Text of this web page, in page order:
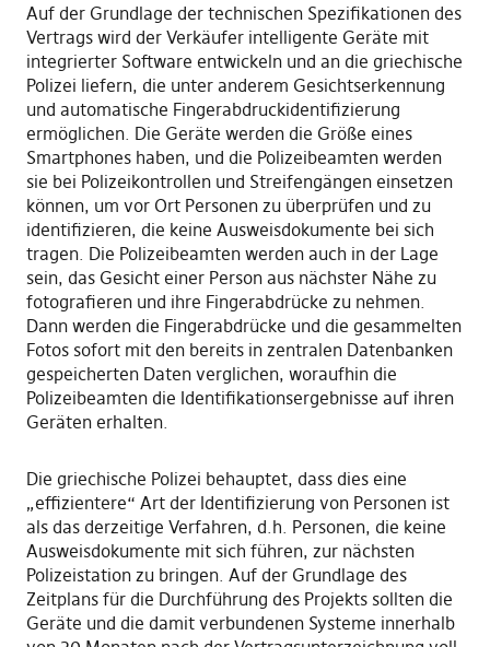
Auf der Grundlage der technischen Spezifikationen des
Vertrags wird der Verkäufer intelligente Geräte mit
integrierter Software entwickeln und an die griechische
Polizei liefern, die unter anderem Gesichtserkennung
und automatische Fingerabdruckidentifizierung
ermöglichen. Die Geräte werden die Größe eines
Smartphones haben, und die Polizeibeamten werden
sie bei Polizeikontrollen und Streifengängen einsetzen
können, um vor Ort Personen zu überprüfen und zu
identifizieren, die keine Ausweisdokumente bei sich
tragen. Die Polizeibeamten werden auch in der Lage
sein, das Gesicht einer Person aus nächster Nähe zu
fotografieren und ihre Fingerabdrücke zu nehmen.
Dann werden die Fingerabdrücke und die gesammelten
Fotos sofort mit den bereits in zentralen Datenbanken
gespeicherten Daten verglichen, woraufhin die
Polizeibeamten die Identifikationsergebnisse auf ihren
Geräten erhalten.
Die griechische Polizei behauptet, dass dies eine
„effizientere“ Art der Identifizierung von Personen ist
als das derzeitige Verfahren, d.h. Personen, die keine
Ausweisdokumente mit sich führen, zur nächsten
Polizeistation zu bringen. Auf der Grundlage des
Zeitplans für die Durchführung des Projekts sollten die
Geräte und die damit verbundenen Systeme innerhalb